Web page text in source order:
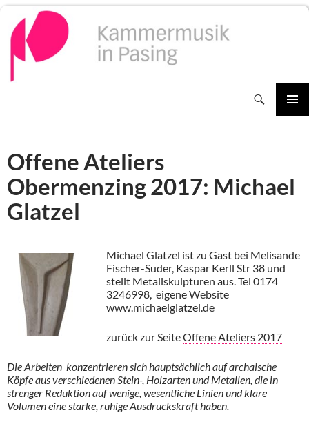
Inhalt
springen
Offene Ateliers
Obermenzing 2017: Michael
Glatzel
Michael Glatzel ist zu Gast bei Melisande
Fischer-Suder, Kaspar Kerll Str 38 und
stellt Metallskulpturen aus. Tel 0174
3246998, eigene Website
www.michaelglatzel.de
zurück zur SeiteOffene Ateliers 2017
Die Arbeiten konzentrieren sich hauptsächlich auf archaische
Köpfe aus verschiedenen Stein-, Holzarten und Metallen, die in
strenger Reduktion auf wenige, wesentliche Linien und klare
Volumen eine starke, ruhige Ausdruckskraft haben.